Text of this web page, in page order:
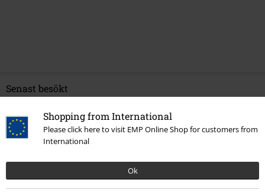
Shopping from International
Please click here to visit EMP Online Shop for customers from
International
Ok
Senast besökt